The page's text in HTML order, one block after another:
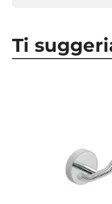
Colore
1200 ml
Larghezza
Ti